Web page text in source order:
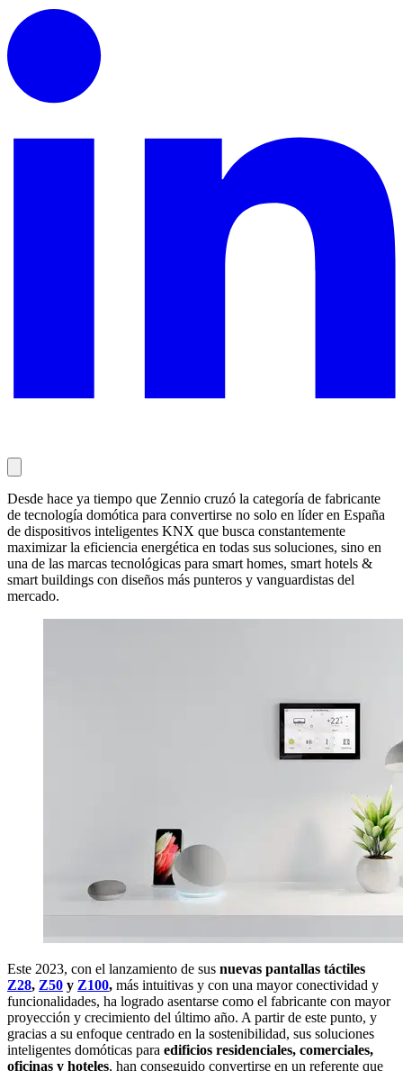
Desde hace ya tiempo que Zennio cruzó la categoría de fabricante
de tecnología domótica para convertirse no solo en líder en España
de dispositivos inteligentes KNX que busca constantemente
maximizar la eficiencia energética en todas sus soluciones, sino en
una de las marcas tecnológicas para smart homes, smart hotels &
smart buildings con diseños más punteros y vanguardistas del
mercado.
Este 2023, con el lanzamiento de sus nuevas pantallas táctiles
Z28, Z50 y Z100, más intuitivas y con una mayor conectividad y
funcionalidades, ha logrado asentarse como el fabricante con mayor
proyección y crecimiento del último año. A partir de este punto, y
gracias a su enfoque centrado en la sostenibilidad, sus soluciones
inteligentes domóticas para edificios residenciales, comerciales,
oficinas y hoteles, han conseguido convertirse en un referente que